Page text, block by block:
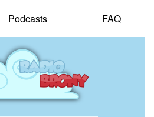
Podcasts FAQ